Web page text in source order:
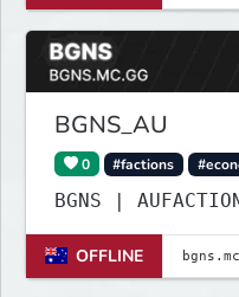
BGNS_AU
0 #factions
BGNS |
OFFLINE